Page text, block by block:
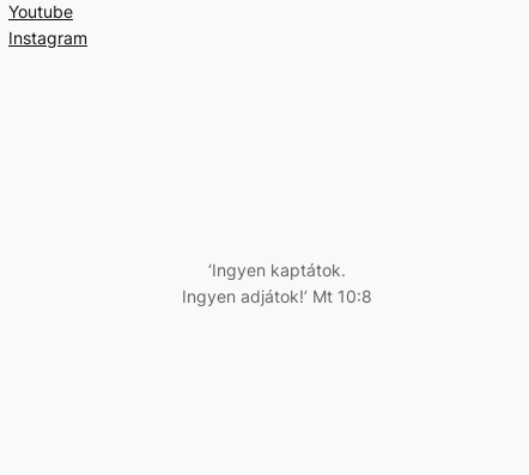
Youtube
Instagram
‘Ingyen kaptátok.
Ingyen adjátok!’ Mt 10:8